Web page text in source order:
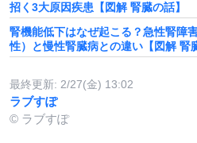
招く3大原因疾患【図解 腎臓の話】
腎機能低下はなぜ起こる？急性腎障
性）と慢性腎臓病との違い【図解 腎
最終更新: 2/27(金) 13:02
ラブすぽ
© ラブすぽ